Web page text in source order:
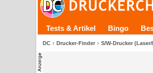
Tests & Artikel Bingo
DC Drucker-Finder S/W-Drucker (Laser/